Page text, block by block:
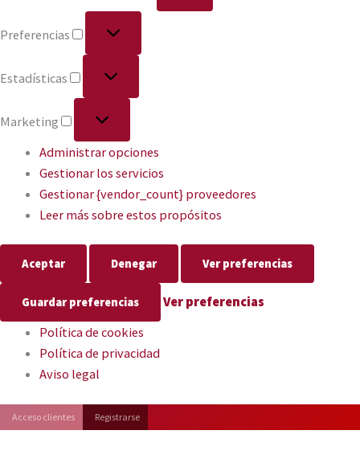
Preferencias
Estadísticas
Marketing
Administrar opciones
Gestionar los servicios
Gestionar {vendor_count} proveedores
Leer más sobre estos propósitos
Aceptar Denegar Ver preferencias
Guardar preferencias
Ver preferencias
Política de cookies
Política de privacidad
Aviso legal
Acceso clientes Registrarse
Facebook
Instagram
YouTube